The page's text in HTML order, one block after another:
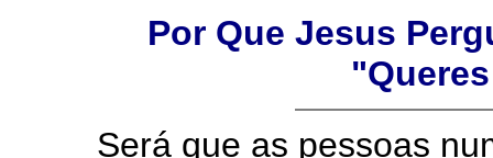
Por Que Jesus
Será que as pessoas